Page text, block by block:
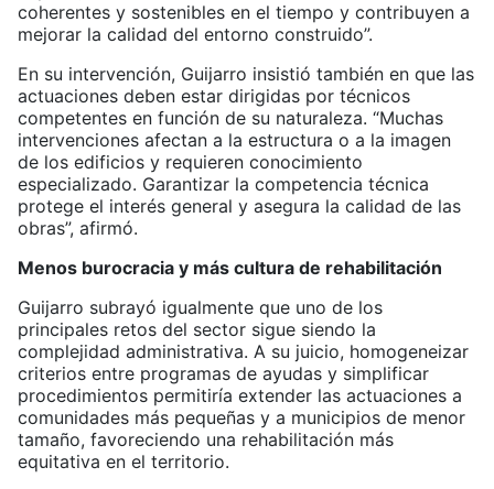
coherentes y sostenibles en el tiempo y contribuyen a
mejorar la calidad del entorno construido”.
En su intervención, Guijarro insistió también en que las
actuaciones deben estar dirigidas por técnicos
competentes en función de su naturaleza. “Muchas
intervenciones afectan a la estructura o a la imagen
de los edificios y requieren conocimiento
especializado. Garantizar la competencia técnica
protege el interés general y asegura la calidad de las
obras”, afirmó.
Menos burocracia y más cultura de rehabilitación
Guijarro subrayó igualmente que uno de los
principales retos del sector sigue siendo la
complejidad administrativa. A su juicio, homogeneizar
criterios entre programas de ayudas y simplificar
procedimientos permitiría extender las actuaciones a
comunidades más pequeñas y a municipios de menor
tamaño, favoreciendo una rehabilitación más
equitativa en el territorio.